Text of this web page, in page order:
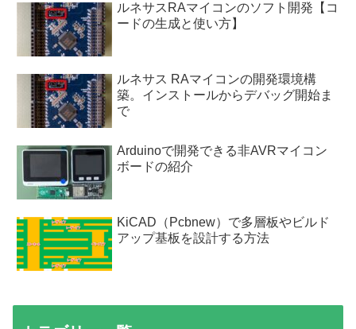
ルネサスRAマイコンのソフト開発【コ
ードの生成と使い方】
ルネサス RAマイコンの開発環境構
築。インストールからデバッグ開始ま
で
Arduinoで開発できる非AVRマイコン
ボードの紹介
KiCAD（Pcbnew）で多層板やビルド
アップ基板を設計する方法